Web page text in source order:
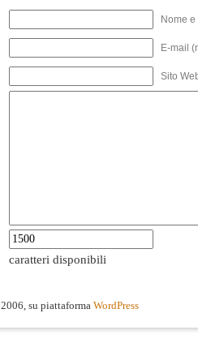
Nome
E-mail
Sito
caratteri disponibili
2006, su piattaforma WordPress